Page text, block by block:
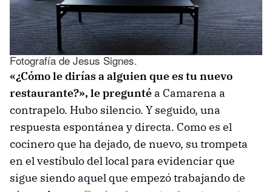
Fotografía de Jesus Signes.
«¿Cómo le dirías a alguien que es tu nuevo
restaurante?», le pregunté a Camarena a
contrapelo. Hubo silencio. Y seguido, una
respuesta espontánea y directa. Como es el
cocinero que ha dejado, de nuevo, su trompeta
en el vestíbulo del local para evidenciar que
sigue siendo aquel que empezó trabajando de